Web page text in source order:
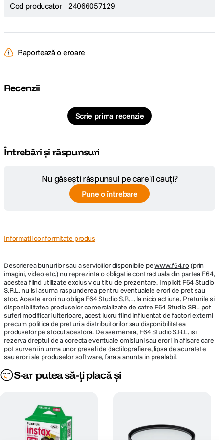
Cod producator 24066057129
Raportează o eroare
Recenzii
Scrie prima recenzie
Întrebări și răspunsuri
Nu găsești răspunsul pe care îl cauți?
Pune o întrebare
Informatii conformitate produs
Descrierea bunurilor sau a serviciilor disponibile pewww.f64.ro(prin
imagini, video etc.) nu reprezinta o obligatie contractuala din partea F64,
acestea fiind utilizate exclusiv cu titlu de prezentare. Implicit F64 Studio
S.R.L. nu isi asuma raspunderea pentru eventualele erori de pret sau
stoc. Aceste erori nu obliga F64 Studio S.R.L. la nicio actiune. Preturile si
disponibilitatea produselor comercializate de catre F64 Studio SRL pot
suferi modificari ulterioare, acest lucru fiind influentat de factori externi
precum politica de preturi a distribuitorilor sau disponibilitatea
produselor pe stocul acestora. De asemenea, F64 Studio S.R.L. isi
rezerva dreptul de a corecta eventuale omisiuni sau erori in afisare care
pot surveni in urma unor greseli de dactilografiere, lipsa de acuratete
sau erori ale produselor software, fara a anunta in prealabil.
S-ar putea să-ți placă și